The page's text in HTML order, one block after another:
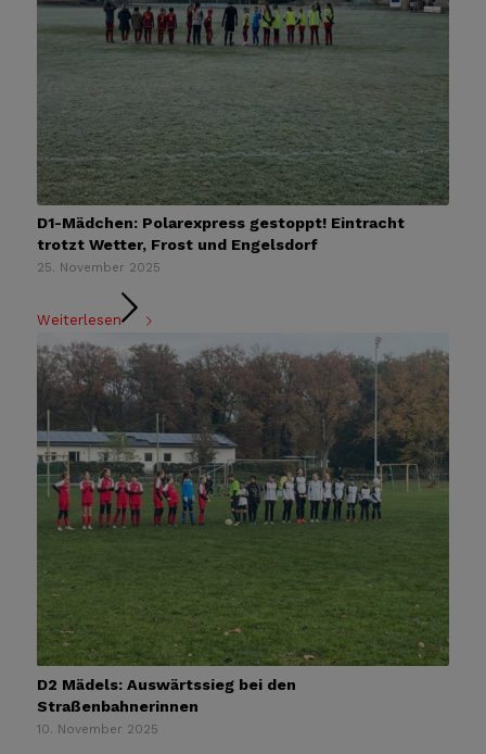
D1-Mädchen: Polarexpress gestoppt! Eintracht
trotzt Wetter, Frost und Engelsdorf
25. November 2025
Weiterlesen
D2 Mädels: Auswärtssieg bei den
Straßenbahnerinnen
10. November 2025